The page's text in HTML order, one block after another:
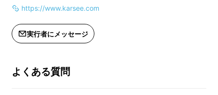
き）』は、スイッチで3段階の温度調節が出来
るようになっており、背中と腰の2ヶ所に付け
替えることが出来ます。
女性もすっきりと着られるデザインとなってい
https://www.karsee.com
実行者にメッセージ
よくある質問